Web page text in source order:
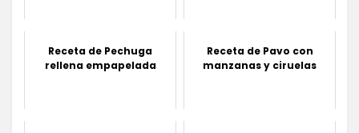
Receta de Pechuga
rellena empapelada
Receta de Pavo con
manzanas y ciruelas